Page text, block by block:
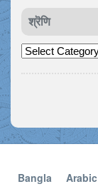
श्रॆणि
श्रॆणि
Bangla Arabic